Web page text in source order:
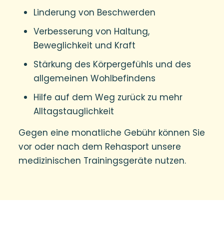
Linderung von Beschwerden
Verbesserung von Haltung,
Beweglichkeit und Kraft
Stärkung des Körpergefühls und des
allgemeinen Wohlbefindens
Hilfe auf dem Weg zurück zu mehr
Alltagstauglichkeit
Gegen eine monatliche Gebühr können Sie
vor oder nach dem Rehasport unsere
medizinischen Trainingsgeräte nutzen.